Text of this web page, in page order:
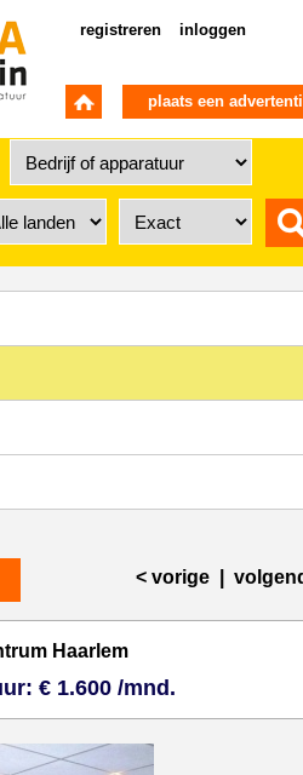
registreren inloggen
plaats een
< vorige
Haarlem
€ 1.600 /mnd.